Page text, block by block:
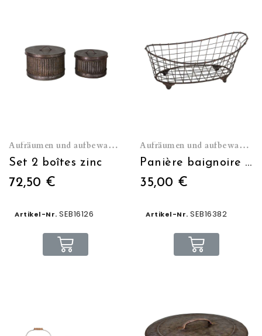
Aufräumen und aufbewahren
Set 2 boîtes zinc
72,50 €
Artikel-Nr. SEB16126
Aufräumen und aufbewahren
Panière baignoire fil de fer
35,00 €
Artikel-Nr. SEB16382